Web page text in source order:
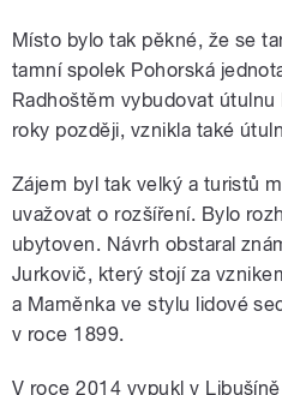
Místo bylo tak pěkné, že se
tamní spolek Pohorská
Radhoštěm vybudovat
roky později, vznikla také
Zájem byl tak velký a turistů
uvažovat o rozšíření. Bylo
ubytoven. Návrh obstaral
Jurkovič, který stojí za
a Maměnka ve stylu lidové
v roce 1899.
V roce 2014 vypukl v